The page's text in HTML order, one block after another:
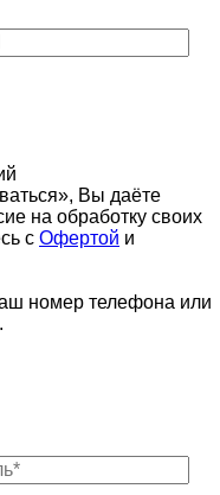
Вы даёте
на обработку своих
с Офертой и
номер телефона или